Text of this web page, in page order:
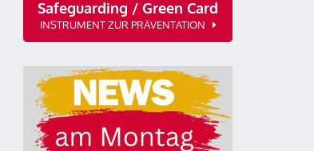
Safeguarding / Green Card
INSTRUMENT ZUR PRÄVENTATION